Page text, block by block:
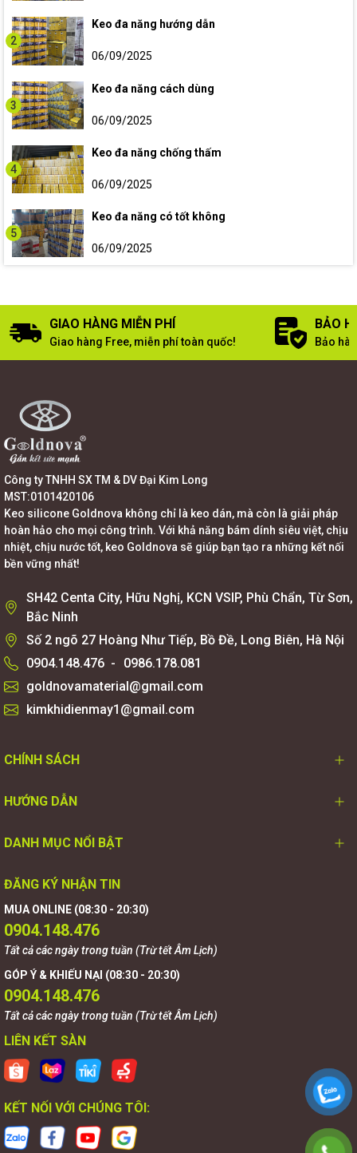
2
Keo đa năng hướng dẫn
06/09/2025
3
Keo đa năng cách dùng
06/09/2025
4
Keo đa năng chống thấm
06/09/2025
5
Keo đa năng có tốt không
06/09/2025
GIAO HÀNG MIỄN PHÍ
Giao hàng Free, miễn phí toàn quốc!
BẢO
Bảo
Công ty TNHH SX TM & DV Đại Kim Long
MST:0101420106
Keo silicone Goldnova không chỉ là keo dán, mà còn là giải pháp
hoàn hảo cho mọi công trình. Với khả năng bám dính siêu việt, chịu
nhiệt, chịu nước tốt, keo Goldnova sẽ giúp bạn tạo ra những kết nối
bền vững nhất!
SH42 Centa City, Hữu Nghị, KCN VSIP, Phù Chẩn, Từ Sơn,
Bắc Ninh
Số 2 ngõ 27 Hoàng Như Tiếp, Bồ Đề, Long Biên, Hà Nội
0904.148.476 -
0986.178.081
goldnovamaterial@gmail.com
kimkhidienmay1@gmail.com
CHÍNH SÁCH
HƯỚNG DẪN
DANH MỤC NỔI BẬT
ĐĂNG KÝ NHẬN TIN
MUA ONLINE (08:30 - 20:30)
0904.148.476
Tất cả các ngày trong tuần (Trừ tết Âm Lịch)
GÓP Ý & KHIẾU NẠI (08:30 - 20:30)
0904.148.476
Tất cả các ngày trong tuần (Trừ tết Âm Lịch)
LIÊN KẾT SÀN
KẾT NỐI VỚI CHÚNG TÔI: